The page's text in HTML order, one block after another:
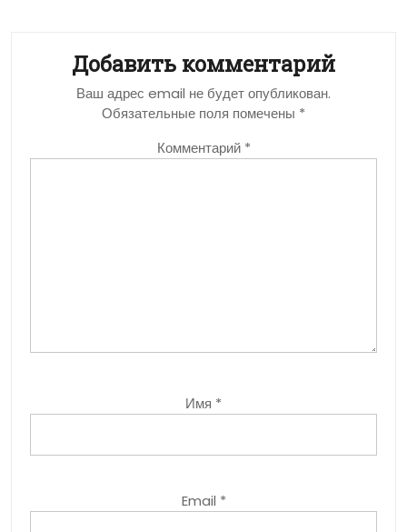
Добавить комментарий
Ваш адрес email не будет опубликован.
Обязательные поля помечены *
Комментарий *
Имя *
Email *